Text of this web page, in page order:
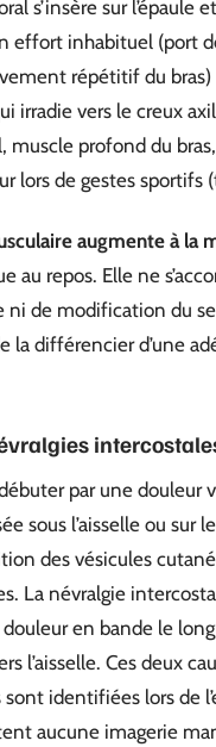
s’insère sur l’épaule
effort inhabituel (port
répétitif du
irradie vers le creux
muscle profond du
lors de gestes sportifs
augmente à la
au repos. Elle ne
ni de modification du
la différencier d’une
par une douleur
sous l’aisselle ou sur
des vésicules
La névralgie
en bande le
l’aisselle. Ces deux
sont identifiées lors de
aucune imagerie